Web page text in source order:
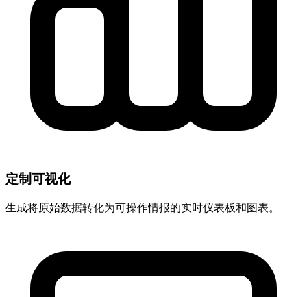
定制可视化
生成将原始数据转化为可操作情报的实时仪表板和图表。